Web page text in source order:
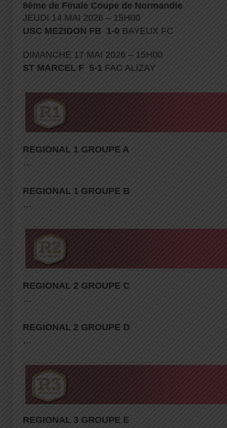
8ème de Finale Coupe de Normandie
JEUDI 14 MAI 2026 – 15H00
USC MEZIDON FB 1-0 BAYEUX FC
DIMANCHE 17 MAI 2026 – 15H00
ST MARCEL F 5-1 FAC ALIZAY
REGIONAL 1 GROUPE A
…
REGIONAL 1 GROUPE B
…
REGIONAL 2 GROUPE C
…
REGIONAL 2 GROUPE D
…
REGIONAL 3 GROUPE E